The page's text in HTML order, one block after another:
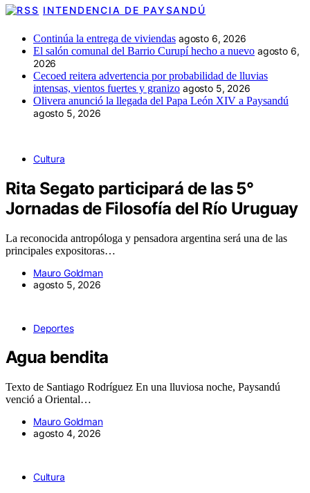
INTENDENCIA DE PAYSANDÚ
Continúa la entrega de viviendas agosto 6, 2026
El salón comunal del Barrio Curupí hecho a nuevo agosto 6,
2026
Cecoed reitera advertencia por probabilidad de lluvias
intensas, vientos fuertes y granizo agosto 5, 2026
Olivera anunció la llegada del Papa León XIV a Paysandú
agosto 5, 2026
Cultura
Rita Segato participará de las 5°
Jornadas de Filosofía del Río Uruguay
La reconocida antropóloga y pensadora argentina será una de las
principales expositoras…
Mauro Goldman
agosto 5, 2026
Deportes
Agua bendita
Texto de Santiago Rodríguez En una lluviosa noche, Paysandú
venció a Oriental…
Mauro Goldman
agosto 4, 2026
Cultura